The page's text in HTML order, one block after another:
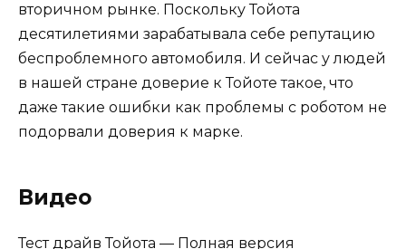
вторичном рынке. Поскольку Тойота
десятилетиями зарабатывала себе репутацию
беспроблемного автомобиля. И сейчас у людей
в нашей стране доверие к Тойоте такое, что
даже такие ошибки как проблемы с роботом не
подорвали доверия к марке.
Видео
Тест драйв Тойота — Полная версия